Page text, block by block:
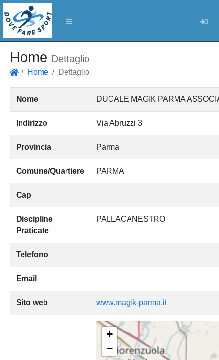
Home Dettaglio
Home Dettaglio
Nome DUCALE MAGIK PARMA
Indirizzo Via Abruzzi 3
Provincia Parma
Comune/Quartiere PARMA
Cap
Discipline
Praticate
PALLACANESTRO
Telefono
Email
Sito web www.magik-parma.it
+
−